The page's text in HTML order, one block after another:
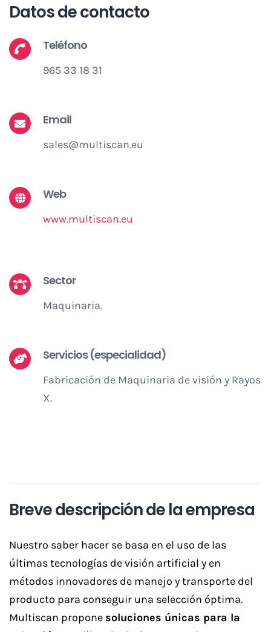
Datos de contacto
Teléfono
965 33 18 31
Email
sales@multiscan.eu
Web
www.multiscan.eu
Sector
Maquinaria.
Servicios (especialidad)
Fabricación de Maquinaria de visión y Rayos
X.
Breve descripción de la empresa
Nuestro saber hacer se basa en el uso de las
últimas tecnologías de visión artificial y en
métodos innovadores de manejo y transporte del
producto para conseguir una selección óptima.
Multiscan propone soluciones únicas para la